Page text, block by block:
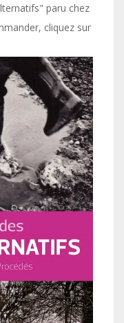
paru chez
cliquez sur